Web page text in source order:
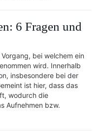
6 Fragen und
bei welchem ein
wird. Innerhalb
insbesondere bei der
ist hier, dass das
wodurch die
Aufnehmen bzw.